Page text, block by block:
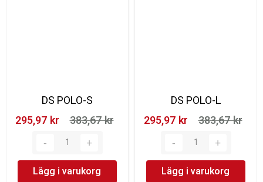
DS POLO-S
295,97 kr‎
383,67 kr‎
Lägg i varukorg
DS POLO-L
295,97 kr‎
383,67 kr‎
Lägg i varukorg